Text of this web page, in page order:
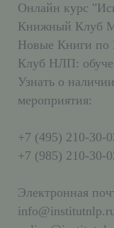
Онлайн курс
Книжный Клуб
Новые Книги
Клуб НЛП:
Узнать о
мероприятия:
+7 (495) 210-30-
+7 (985) 210-30-
Электронная